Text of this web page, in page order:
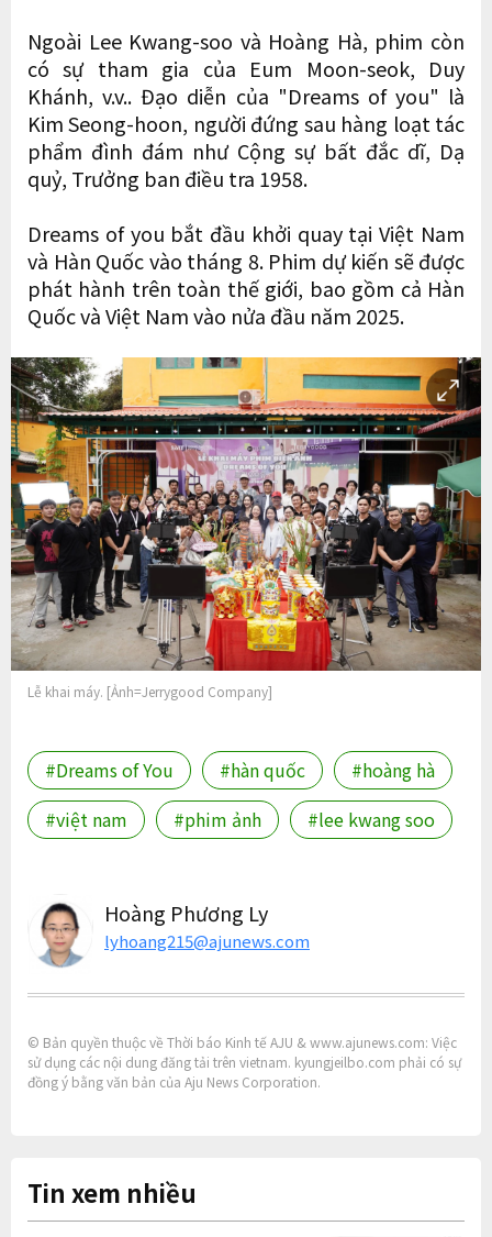
Ngoài Lee Kwang-soo và Hoàng Hà, phim còn
có sự tham gia của Eum Moon-seok, Duy
Khánh, v.v.. Đạo diễn của "Dreams of you" là
Kim Seong-hoon, người đứng sau hàng loạt tác
phẩm đình đám như Cộng sự bất đắc dĩ, Dạ
quỷ, Trưởng ban điều tra 1958.
Dreams of you bắt đầu khởi quay tại Việt Nam
và Hàn Quốc vào tháng 8. Phim dự kiến sẽ được
phát hành trên toàn thế giới, bao gồm cả Hàn
Quốc và Việt Nam vào nửa đầu năm 2025.
Lễ khai máy. [Ảnh=Jerrygood Company]
#Dreams of You #hàn quốc
#hoàng hà
#việt nam
#phim ảnh #lee kwang soo
Hoàng Phương Ly
lyhoang215@ajunews.com
© Bản quyền thuộc về Thời báo Kinh tế AJU & www.ajunews.com: Việc
sử dụng các nội dung đăng tải trên vietnam. kyungjeilbo.com phải có sự
đồng ý bằng văn bản của Aju News Corporation.
Tin xem nhiều